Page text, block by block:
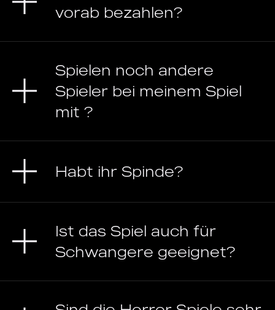
vorab bezahlen?
Spielen noch andere
Spieler bei meinem Spiel
mit ?
Habt ihr Spinde?
Ist das Spiel auch für
Schwangere geeignet?